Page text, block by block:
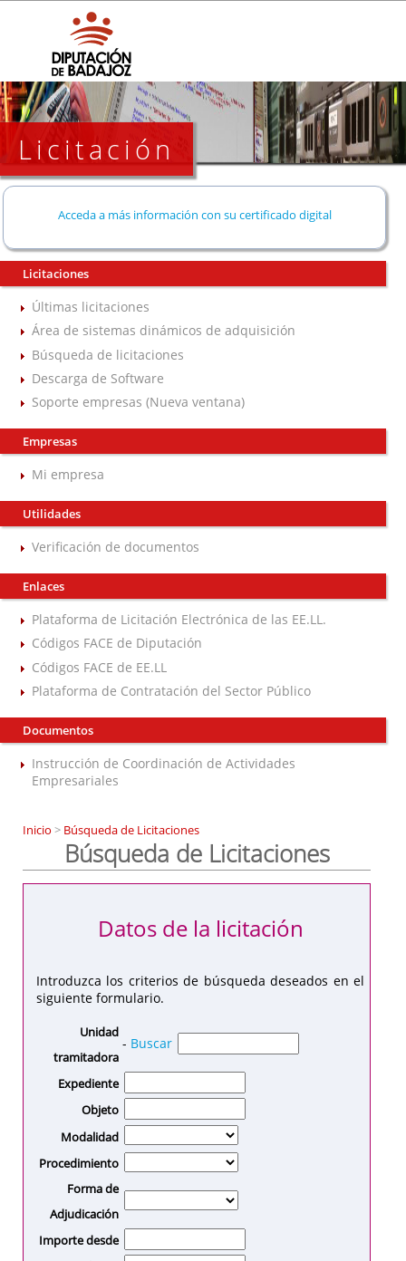
Licitación
Acceda a más información con su certificado digital
Licitaciones
Últimas licitaciones
Área de sistemas dinámicos de adquisición
Búsqueda de licitaciones
Descarga de Software
Soporte empresas (Nueva ventana)
Empresas
Mi empresa
Utilidades
Verificación de documentos
Enlaces
Plataforma de Licitación Electrónica de las EE.LL.
Códigos FACE de Diputación
Códigos FACE de EE.LL
Plataforma de Contratación del Sector Público
Documentos
Instrucción de Coordinación de Actividades
Empresariales
Inicio > Búsqueda de Licitaciones
Búsqueda de Licitaciones
Introduzca los criterios de búsqueda deseados en el
siguiente formulario.
Datos de la licitación
Unidad
tramitadora
- Buscar
Expediente
Objeto
Modalidad
Procedimiento
Forma de
Adjudicación
Importe desde